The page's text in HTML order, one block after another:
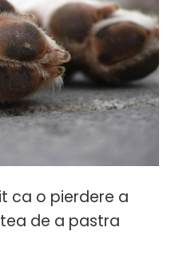
ca o pierdere a
de a pastra